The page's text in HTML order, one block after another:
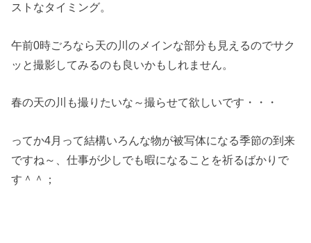
ストなタイミング。
午前0時ごろなら天の川のメインな部分も見えるのでサク
ッと撮影してみるのも良いかもしれません。
春の天の川も撮りたいな～撮らせて欲しいです・・・
ってか4月って結構いろんな物が被写体になる季節の到来
ですね～、仕事が少しでも暇になることを祈るばかりで
す＾＾；